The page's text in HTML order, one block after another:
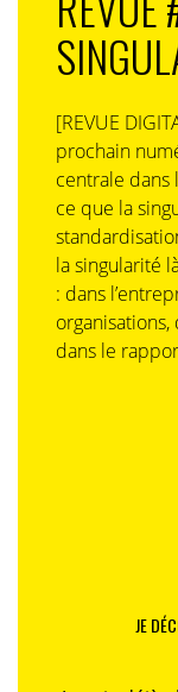
[REVUE
prochain
centrale dans
ce que la
la singularité
: dans
dans le
JE